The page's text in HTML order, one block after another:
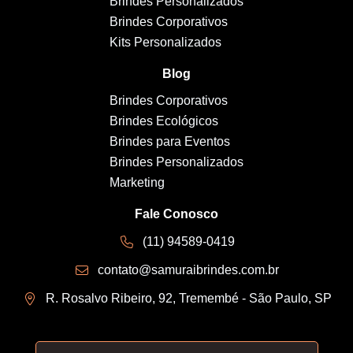
Brindes Corporativos
Kits Personalizados
Blog
Brindes Corporativos
Brindes Ecológicos
Brindes para Eventos
Brindes Personalizados
Marketing
Fale Conosco
(11) 94589-0419
contato@samuraibrindes.com.br
R. Rosalvo Ribeiro, 92, Tremembé - São Paulo, SP